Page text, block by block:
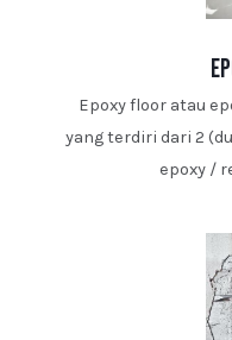
Epoxy floor atau
yang terdiri dari 2
epoxy /